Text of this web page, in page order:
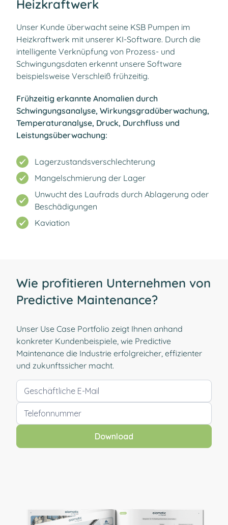
Heizkraftwerk
Unser Kunde überwacht seine KSB Pumpen im
Heizkraftwerk mit unserer KI-Software. Durch die
intelligente Verknüpfung von Prozess- und
Schwingungsdaten erkennt unsere Software
beispielsweise Verschleiß frühzeitig.
Frühzeitig erkannte Anomalien durch
Schwingungsanalyse, Wirkungsgradüberwachung,
Temperaturanalyse, Druck, Durchfluss und
Leistungsüberwachung:
Lagerzustandsverschlechterung
Mangelschmierung der Lager
Unwucht des Laufrads durch Ablagerung oder
Beschädigungen​
Kaviation
Wie profitieren Unternehmen von
Predictive Maintenance?
Unser Use Case Portfolio zeigt Ihnen anhand
konkreter Kundenbeispiele, wie Predictive
Maintenance die Industrie erfolgreicher, effizienter
und zukunftssicher macht.